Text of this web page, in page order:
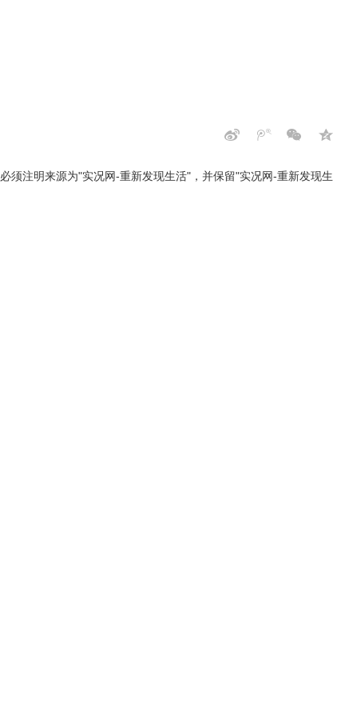
须注明来源为"实况网-重新发现生活"，并保留"实况网-重新发现生